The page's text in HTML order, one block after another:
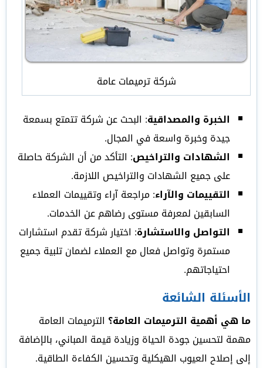
شركة ترميمات عامة
الخبرة والمصداقية: البحث عن شركة تتمتع بسمعة
جيدة وخبرة واسعة في المجال.
الشهادات والتراخيص: التأكد من أن الشركة حاصلة
على جميع الشهادات والتراخيص اللازمة.
التقييمات والآراء: مراجعة آراء وتقييمات العملاء
السابقين لمعرفة مستوى رضاهم عن الخدمات.
التواصل والاستشارة: اختيار شركة تقدم استشارات
مستمرة وتواصل فعال مع العملاء لضمان تلبية جميع
احتياجاتهم.
الأسئلة الشائعة
ما هي أهمية الترميمات العامة؟ الترميمات العامة
مهمة لتحسين جودة الحياة وزيادة قيمة المباني، بالإضافة
إلى إصلاح العيوب الهيكلية وتحسين الكفاءة الطاقية.